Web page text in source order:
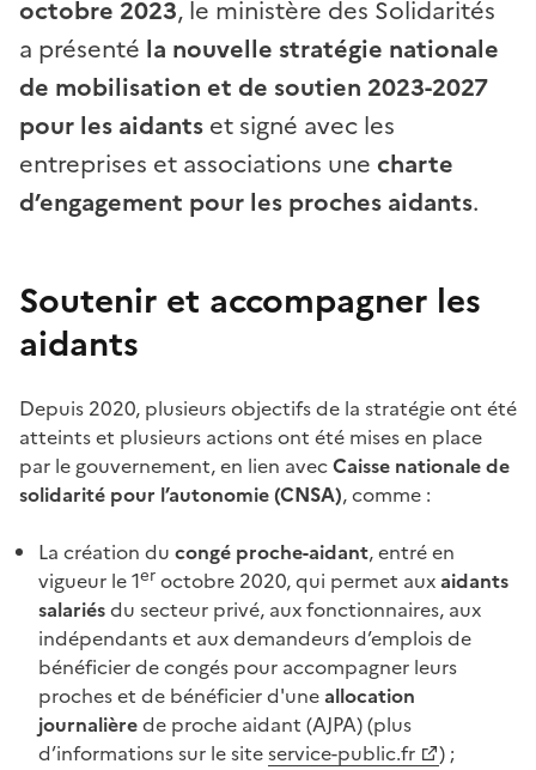
octobre 2023, le ministère des Solidarités
a présenté la nouvelle stratégie nationale
de mobilisation et de soutien 2023-2027
pour les aidants et signé avec les
entreprises et associations une charte
d’engagement pour les proches aidants.
Soutenir et accompagner les
aidants
Depuis 2020, plusieurs objectifs de la stratégie ont été
atteints et plusieurs actions ont été mises en place
par le gouvernement, en lien avecCaisse nationale de
solidarité pour l’autonomie (CNSA), comme :
La création du congé proche-aidant, entré en
vigueur le 1er octobre 2020, qui permet auxaidants
salariésdu secteur privé, aux fonctionnaires, aux
indépendants et aux demandeurs d’emplois de
bénéficier de congés pour accompagner leurs
proches et de bénéficier d'uneallocation
journalièrede proche aidant (AJPA) (plus
d’informations sur le siteservice-public.fr ) ;